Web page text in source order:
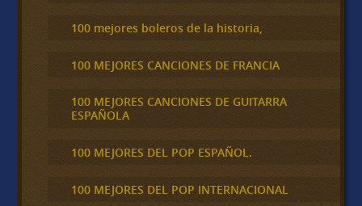
100 mejores boleros de la historia,
100 MEJORES CANCIONES DE FRANCIA
100 MEJORES CANCIONES DE GUITARRA
ESPAÑOLA
100 MEJORES DEL POP ESPAÑOL.
100 MEJORES DEL POP INTERNACIONAL